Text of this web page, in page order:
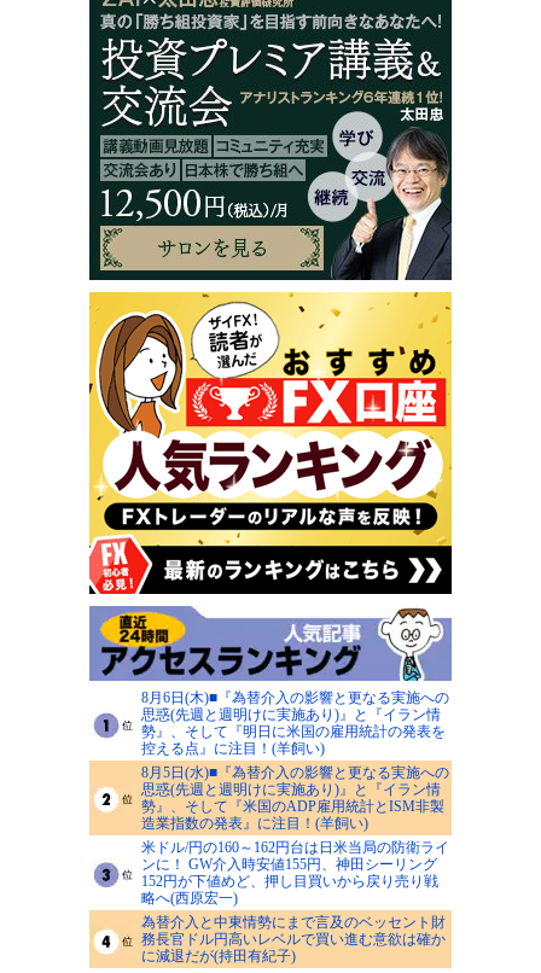
8月6日(木)■『為替介入の影響と更なる実施への
思惑(先週と週明けに実施あり)』と『イラン情
勢』、そして『明日に米国の雇用統計の発表を
控える点』に注目！(羊飼い)
8月5日(水)■『為替介入の影響と更なる実施への
思惑(先週と週明けに実施あり)』と『イラン情
勢』、そして『米国のADP雇用統計とISM非製
造業指数の発表』に注目！(羊飼い)
米ドル/円の160～162円台は日米当局の防衛ライ
ンに！ GW介入時安値155円、神田シーリング
152円が下値めど、押し目買いから戻り売り戦
略へ(西原宏一)
為替介入と中東情勢にまで言及のベッセント財
務長官ドル円高いレベルで買い進む意欲は確か
に減退だが(持田有紀子)